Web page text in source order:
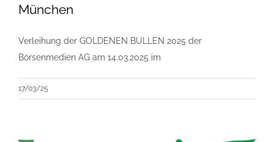
München
Verleihung der GOLDENEN BULLEN 2025 der
Börsenmedien AG am 14.03.2025 im
17/03/25